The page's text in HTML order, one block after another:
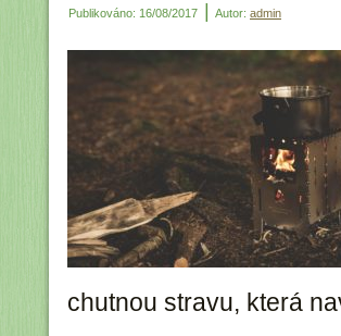
Publikováno: 16/08/2017 Autor: admin
chutnou stravu, která